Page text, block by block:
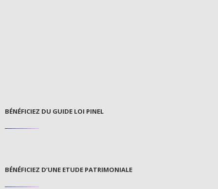
BÉNÉFICIEZ DU GUIDE LOI PINEL
BÉNÉFICIEZ D’UNE ETUDE PATRIMONIALE